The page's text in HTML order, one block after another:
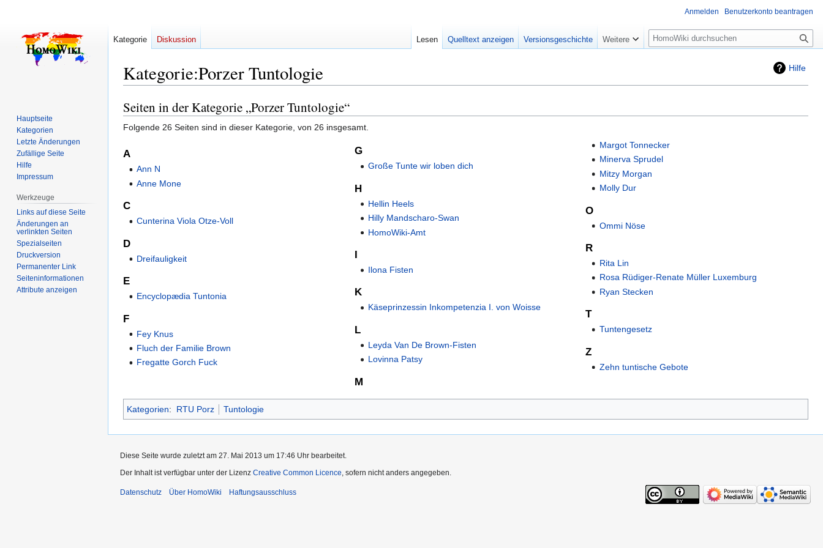
Hilfe
Kategorie:Porzer Tuntologie
Zur
Navigation
springen
Zur
Suche
springen
Seiten in der Kategorie „Porzer Tuntologie“
Folgende 26 Seiten sind in dieser Kategorie, von 26 insgesamt.
A
Ann N
Anne Mone
C
Cunterina Viola Otze-Voll
D
Dreifauligkeit
E
Encyclopædia Tuntonia
F
Fey Knus
Fluch der Familie Brown
Fregatte Gorch Fuck
G
Große Tunte wir loben dich
H
Hellin Heels
Hilly Mandscharo-Swan
HomoWiki-Amt
I
Ilona Fisten
K
Käseprinzessin Inkompetenzia I. von Woisse
L
Leyda Van De Brown-Fisten
Lovinna Patsy
M
Margot Tonnecker
Minerva Sprudel
Mitzy Morgan
Molly Dur
O
Ommi Nöse
R
Rita Lin
Rosa Rüdiger-Renate Müller Luxemburg
Ryan Stecken
T
Tuntengesetz
Z
Zehn tuntische Gebote
Kategorien: RTU Porz Tuntologie
Anmelden Benutzerkonto beantragen
Kategorie Diskussion Lesen Quelltext anzeigen Versionsgeschichte Weitere
Suche
Hauptseite
Kategorien
Letzte Änderungen
Zufällige Seite
Hilfe
Impressum
Werkzeuge
Links auf diese Seite
Änderungen an
verlinkten Seiten
Spezialseiten
Druckversion
Permanenter Link
Seiten­­informationen
Attribute anzeigen
Diese Seite wurde zuletzt am 27. Mai 2013 um 17:46 Uhr bearbeitet.
Der Inhalt ist verfügbar unter der Lizenz Creative Common Licence , sofern nicht anders angegeben.
Datenschutz Über HomoWiki Haftungsausschluss